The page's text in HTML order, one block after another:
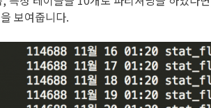
보여줍니다.